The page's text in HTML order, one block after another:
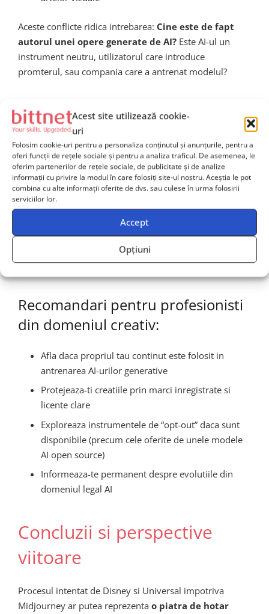
Acest site utilizează cookie-
uri
Folosim cookie-uri pentru a personaliza conținutul și anunțurile, pentru a
oferi funcții de rețele sociale și pentru a analiza traficul. De asemenea, le
oferim partenerilor de rețele sociale, de publicitate și de analize
informații cu privire la modul în care folosiți site-ul nostru. Aceștia le pot
combina cu alte informații oferite de dvs. sau culese în urma folosirii
serviciilor lor.
Accept
Opțiuni
Aceste conflicte ridica intrebarea: Cine este de fapt
autorul unei opere generate de AI? Este AI-ul un
instrument neutru, utilizatorul care introduce
promterul, sau compania care a antrenat modelul?
Ce impact va avea pentru
creatorii de continut, artisti
si dezvoltatori?
Procesul Disney-Universal vs. Midjourney atrage atentia
asupra faptului caAI-ul nu functioneaza in afara
. Pentru artisti, scriitori si designeri, aceasta disputa
ofera un semnal de alarma in privinta modului in care
creatiile lor pot fi reutilizate in moduri nesolicitate sau
Recomandari pentru profesionisti
din domeniul creativ:
Afla daca propriul tau continut este folosit in
antrenarea AI-urilor generative
Protejeaza-ti creatiile prin marci inregistrate si
licente clare
Exploreaza instrumentele de “opt-out” daca sunt
disponibile (precum cele oferite de unele modele
AI open source)
Informeaza-te permanent despre evolutiile din
domeniul legal AI
Concluzii si perspective
viitoare
Procesul intentat de Disney si Universal impotriva
Midjourney ar putea reprezenta o piatra de hotar